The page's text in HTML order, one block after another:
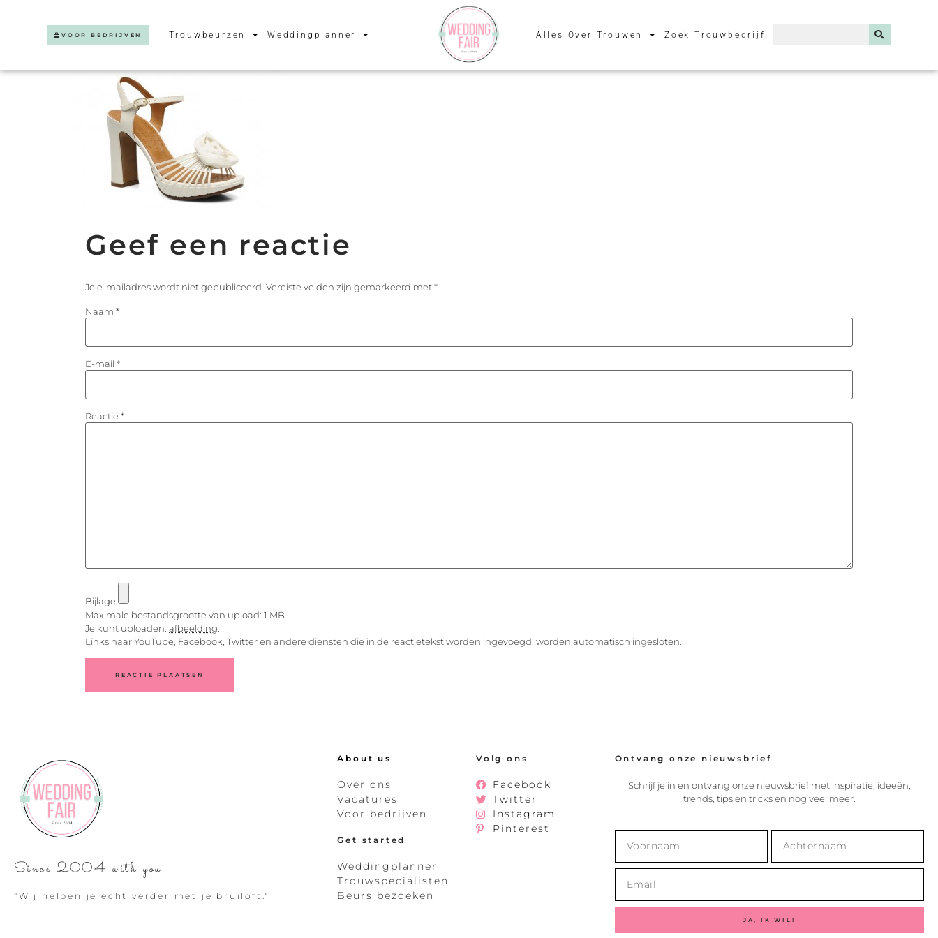
VOOR BEDRIJVEN Trouwbeurzen Weddingplanner Alles Over Trouwen Zoek Trouwbedrijf
Geef een reactie
Je e-mailadres wordt niet gepubliceerd. Vereiste velden zijn gemarkeerd met*
Naam *
E-mail *
Reactie *
Bijlage
Maximale bestandsgrootte van upload: 1 MB.
Je kunt uploaden: afbeelding
Links naar YouTube, Facebook, Twitter en andere diensten die in de reactietekst worden ingevoegd, worden automatisch ingesloten.
Since 2004 with you
"Wij helpen je echt verder met je bruiloft."
About us
Over ons
Vacatures
Voor bedrijven
Get started
Weddingplanner
Trouwspecialisten
Beurs bezoeken
Volg ons
Facebook
Twitter
Instagram
Pinterest
Ontvang onze nieuwsbrief
Schrijf je in en ontvang onze nieuwsbrief met inspiratie, ideeën,
trends, tips en tricks en nog veel meer.
JA, IK WIL!